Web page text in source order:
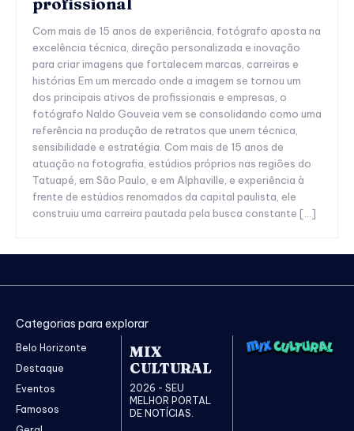
Com mais de 15 anos de experiência, fotógrafo aposta na
excelência técnica, direção personalizada e inovação
para criar imagens que fortalecem marcas, carreiras e
histórias Em um mercado onde a imagem se tornou um
dos principais ativos de profissionais e empresas, o
fotógrafo Naldo Gouveia vem se consolidando como uma
referência na produção de retratos que unem técnica,
sensibilidade e estratégia. Com mais de 15 anos de
atuação na fotografia, estúdios próprios nas regiões do
Tatuapé, em São Paulo, e em Alphaville, e experiência à
frente de estúdios renomados da capital paulista, ele
construiu uma carreira pautada pela busca constante […]
Categorias para explorar
Belo Horizonte
Destaque
Eventos
Famosos
MIX
CULTURAL
2026 - SEU
MELHOR PORTAL
DE NOTÍCIAS.